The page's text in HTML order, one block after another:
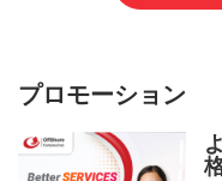
プロモーション